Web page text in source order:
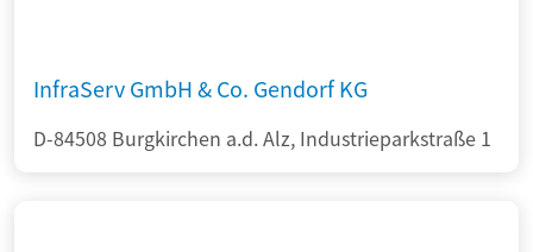
InfraServ GmbH & Co. Gendorf KG
D-84508 Burgkirchen a.d. Alz, Industrieparkstraße 1